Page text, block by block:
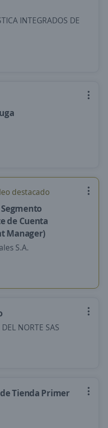
INTEGRADOS DE
destacado
de Cuenta
Manager)
S.A.
NORTE SAS
Tienda Primer